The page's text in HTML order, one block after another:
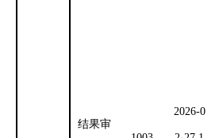
结果审
2026-0